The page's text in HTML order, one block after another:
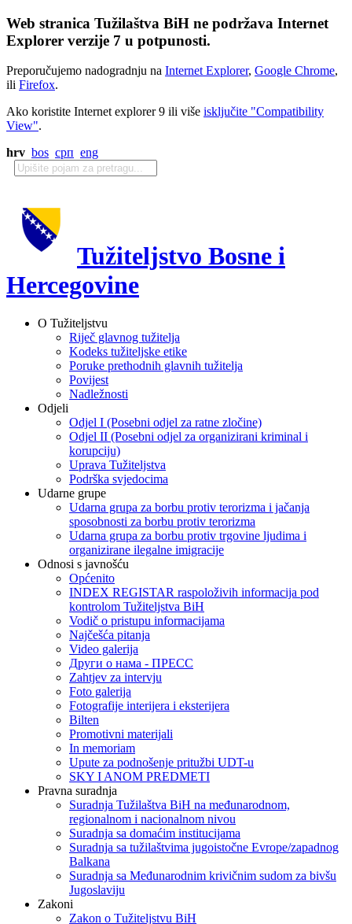
Web stranica Tužilaštva BiH ne podržava Internet
Explorer verzije 7 u potpunosti.
Preporučujemo nadogradnju na Internet Explorer, Google Chrome,
ili Firefox.
Ako koristite Internet explorer 9 ili više isključite "Compatibility
View".
hrv bos срп eng
Tužiteljstvo Bosne i
Hercegovine
O Tužiteljstvu
Riječ glavnog tužitelja
Kodeks tužiteljske etike
Poruke prethodnih glavnih tužitelja
Povijest
Nadležnosti
Odjeli
Odjel I (Posebni odjel za ratne zločine)
Odjel II (Posebni odjel za organizirani kriminal i
korupciju)
Uprava Tužiteljstva
Podrška svjedocima
Udarne grupe
Udarna grupa za borbu protiv terorizma i jačanja
sposobnosti za borbu protiv terorizma
Udarna grupa za borbu protiv trgovine ljudima i
organizirane ilegalne imigracije
Odnosi s javnošću
Općenito
INDEX REGISTAR raspoloživih informacija pod
kontrolom Tužiteljstva BiH
Vodič o pristupu informacijama
Najčešća pitanja
Video galerija
Други о нама - ПРЕСC
Zahtjev za intervju
Foto galerija
Fotografije interijera i eksterijera
Bilten
Promotivni materijali
In memoriam
Upute za podnošenje pritužbi UDT-u
SKY I ANOM PREDMETI
Pravna suradnja
Suradnja Tužilaštva BiH na međunarodnom,
regionalnom i nacionalnom nivou
Suradnja sa domaćim institucijama
Suradnja sa tužilaštvima jugoistočne Evrope/zapadnog
Balkana
Suradnja sa Međunarodnim krivičnim sudom za bivšu
Jugoslaviju
Zakoni
Zakon o Тužiteljstvu BiH